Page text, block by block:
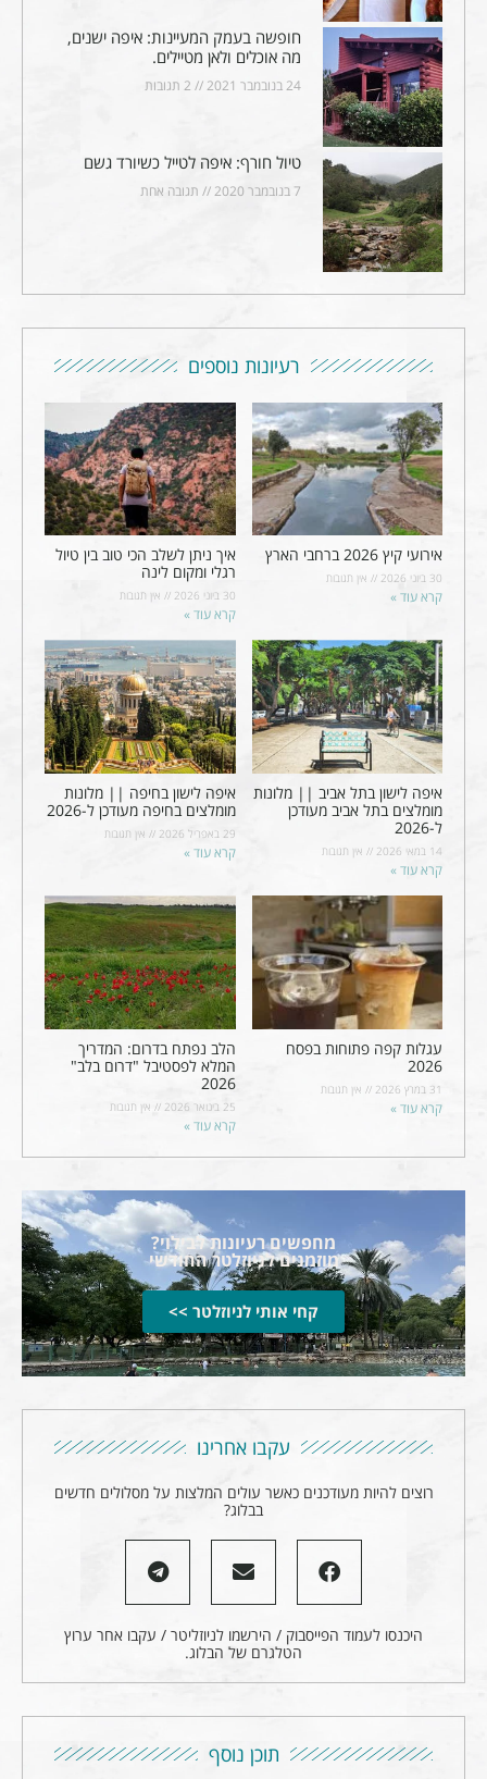
חופשה בעמק המעיינות: איפה ישנים,
מה אוכלים ולאן מטיילים.
24 בנובמבר 2021 2 תגובות
טיול חורף: איפה לטייל כשיורד גשם
7 בנובמבר 2020 תגובה אחת
רעיונות נוספים
אירועי קיץ 2026 ברחבי הארץ
30 ביוני 2026 אין תגובות
קרא עוד »
איך ניתן לשלב הכי טוב בין טיול
רגלי ומקום לינה
30 ביוני 2026 אין תגובות
קרא עוד »
איפה לישון בתל אביב || מלונות
מומלצים בתל אביב מעודכן
ל-2026
14 במאי 2026 אין תגובות
קרא עוד »
איפה לישון בחיפה || מלונות
מומלצים בחיפה מעודכן ל-2026
29 באפריל 2026 אין תגובות
קרא עוד »
עגלות קפה פתוחות בפסח
2026
31 במרץ 2026 אין תגובות
קרא עוד »
הלב נפתח בדרום: המדריך
המלא לפסטיבל "דרום בלב"
2026
25 בינואר 2026 אין תגובות
קרא עוד »
מחפשים רעיונות לבילוי?
מוזמנים לניוזלטר החודשי
קחי אותי לניוזלטר >>
עקבו אחרינו
רוצים להיות מעודכנים כאשר עולים המלצות על מסלולים חדשים
בבלוג?
היכנסו לעמוד הפייסבוק / הירשמו לניוזליטר / עקבו אחר ערוץ
הטלגרם של הבלוג.
תוכן נוסף